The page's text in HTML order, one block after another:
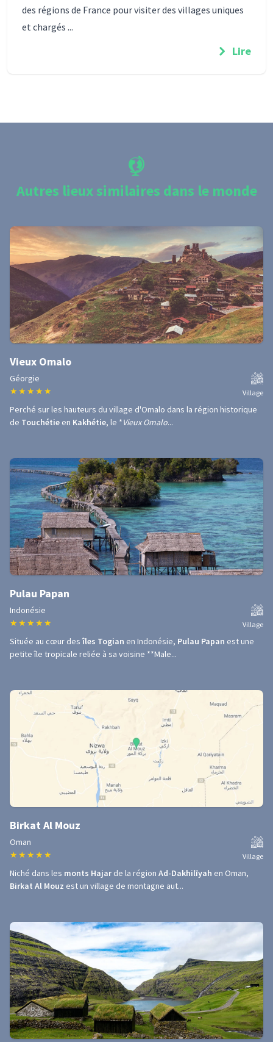
des régions de France pour visiter des villages uniques
et chargés ...
Lire
Autres lieux similaires dans le monde
Vieux Omalo
Géorgie
★ ★ ★ ★ ★ Village
Perché sur les hauteurs du village d'Omalo dans la région historique
de Touchétie en Kakhétie, le *Vieux Omalo...
Pulau Papan
Indonésie
★ ★ ★ ★ ★ Village
Située au cœur desîles Togian en Indonésie, Pulau Papan est une
petite île tropicale reliée à sa voisine **Male...
Birkat Al Mouz
Oman
★ ★ ★ ★ ★ Village
Niché dans les monts Hajarde la région Ad-Dakhilīyah en Oman,
Birkat Al Mouz est un village de montagne aut...